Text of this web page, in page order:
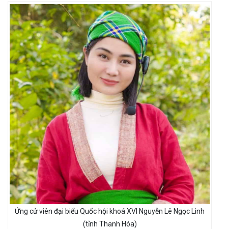
Ứng cử viên đại biểu Quốc hội khoá XVI Nguyễn Lê Ngọc Linh
(tỉnh Thanh Hóa)